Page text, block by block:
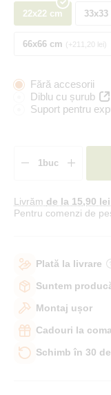
22x22 cm 33x33
66x66 cm +211,20 lei
Fără accesorii
Diblu cu șurub
Suport pentru
Livrăm de la 15,90 lei
Pentru comenzi de
Plată la livrare
Suntem
Montaj ușor
Cadouri la
Schimb în 30